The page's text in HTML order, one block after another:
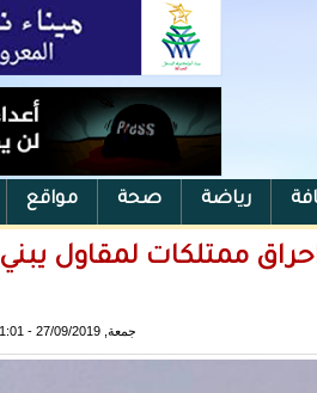
رياضة صحة مواقع
ممتلكات لمقاول يبني
جمعة, 27/09/2019 - 01:01